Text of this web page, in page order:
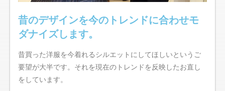
昔のデザインを今のトレンドに合わせモ
ダナイズします。
昔買った洋服を今着れるシルエットにしてほしいというご
要望が大半です。それを現在のトレンドを反映したお直し
をしています。